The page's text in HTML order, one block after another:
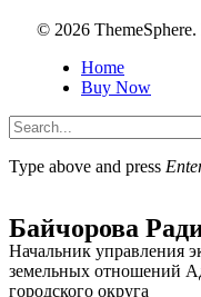
© 2026
Home
Buy Now
Type above and press
Туризм
Байчорова
Начальник управления
земельных отношений
городского округа